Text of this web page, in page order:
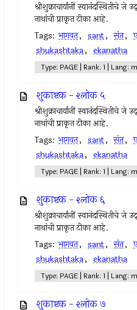
श्रीशुक्राचार्यांनीं स्वानंदस्थितीचे
नाथांची प्राकृत टीका आहे.
Tags: भागवत, sant, संत,
shukashtaka, ekanatha
Type: PAGE | Rank: 1 | Lang:
शुकाष्टक - श्लोक ५
श्रीशुक्राचार्यांनीं स्वानंदस्थितीचे
नाथांची प्राकृत टीका आहे.
Tags: भागवत, sant, संत,
shukashtaka, ekanatha
Type: PAGE | Rank: 1 | Lang:
शुकाष्टक - श्लोक ६
श्रीशुक्राचार्यांनीं स्वानंदस्थितीचे
नाथांची प्राकृत टीका आहे.
Tags: भागवत, sant, संत,
shukashtaka, ekanatha
Type: PAGE | Rank: 1 | Lang:
शुकाष्टक - श्लोक ७